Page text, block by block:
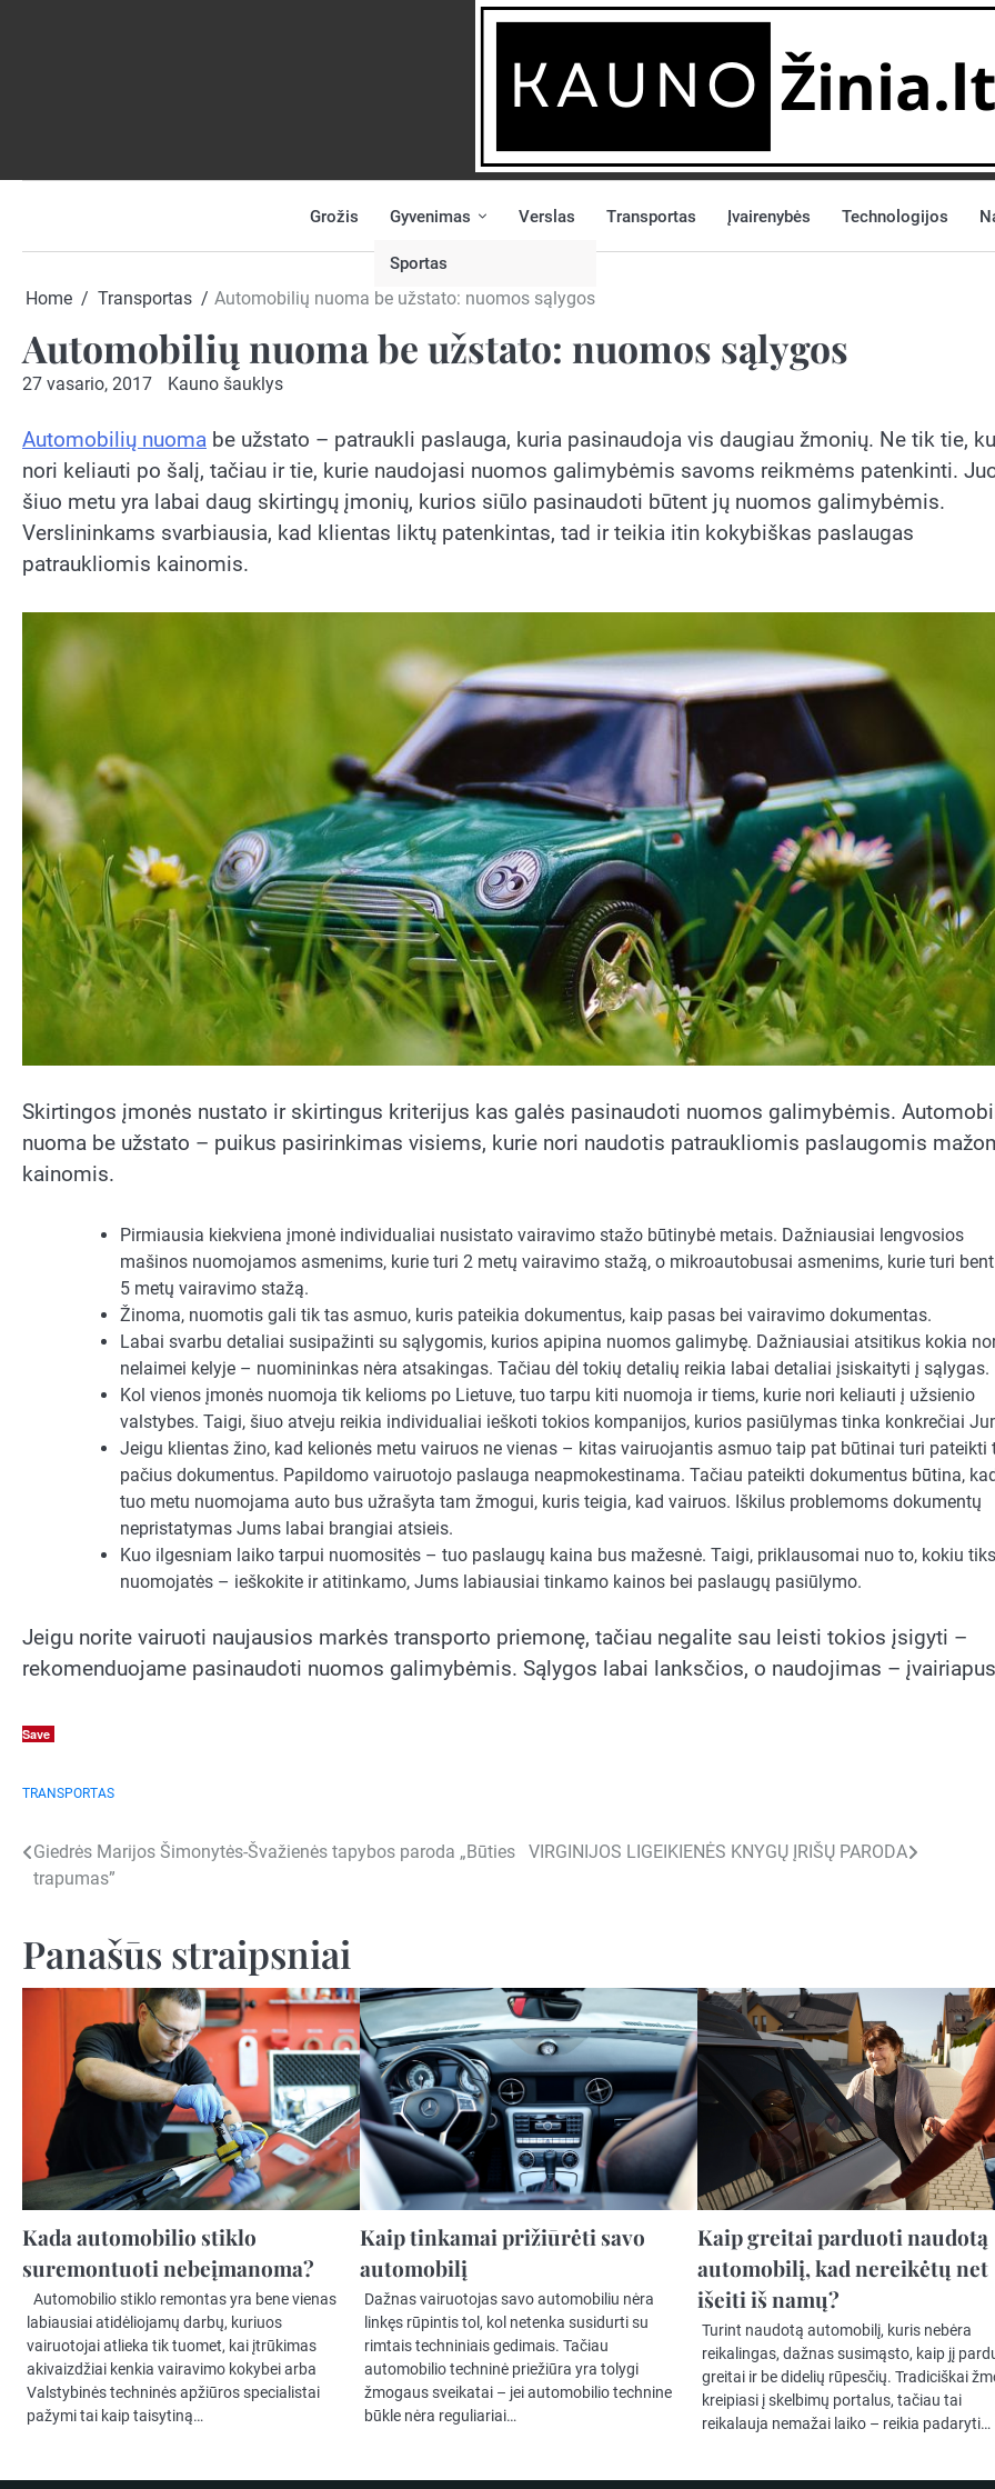
NAUJIENĄ
Grožis Gyvenimas
Sportas
Verslas Transportas Įvairenybės Technologijos
Home Transportas Automobilių nuoma be užstato: nuomos sąlygos
Automobilių nuoma be užstato: nuomos sąlygos
27 vasario, 2017 Kauno šauklys
Automobilių nuoma be užstato – patraukli paslauga, kuria pasinaudoja vis daugiau žmonių. Ne tik tie,
nori keliauti po šalį, tačiau ir tie, kurie naudojasi nuomos galimybėmis savoms reikmėms patenkinti.
šiuo metu yra labai daug skirtingų įmonių, kurios siūlo pasinaudoti būtent jų nuomos galimybėmis.
Verslininkams svarbiausia, kad klientas liktų patenkintas, tad ir teikia itin kokybiškas paslaugas
patraukliomis kainomis.
Skirtingos įmonės nustato ir skirtingus kriterijus kas galės pasinaudoti nuomos galimybėmis.
nuoma be užstato – puikus pasirinkimas visiems, kurie nori naudotis patraukliomis paslaugomis
kainomis.
Pirmiausia kiekviena įmonė individualiai nusistato vairavimo stažo būtinybė metais. Dažniausiai lengvosios
mašinos nuomojamos asmenims, kurie turi 2 metų vairavimo stažą, o mikroautobusai asmenims, kurie turi
5 metų vairavimo stažą.
Žinoma, nuomotis gali tik tas asmuo, kuris pateikia dokumentus, kaip pasas bei vairavimo dokumentas.
Labai svarbu detaliai susipažinti su sąlygomis, kurios apipina nuomos galimybę. Dažniausiai atsitikus kokia
nelaimei kelyje – nuomininkas nėra atsakingas. Tačiau dėl tokių detalių reikia labai detaliai įsiskaityti į sąlygas.
Kol vienos įmonės nuomoja tik kelioms po Lietuve, tuo tarpu kiti nuomoja ir tiems, kurie nori keliauti į užsienio
valstybes. Taigi, šiuo atveju reikia individualiai ieškoti tokios kompanijos, kurios pasiūlymas tinka konkrečiai
Jeigu klientas žino, kad kelionės metu vairuos ne vienas – kitas vairuojantis asmuo taip pat būtinai turi pateikti
pačius dokumentus. Papildomo vairuotojo paslauga neapmokestinama. Tačiau pateikti dokumentus būtina,
tuo metu nuomojama auto bus užrašyta tam žmogui, kuris teigia, kad vairuos. Iškilus problemoms dokumentų
nepristatymas Jums labai brangiai atsieis.
Kuo ilgesniam laiko tarpui nuomositės – tuo paslaugų kaina bus mažesnė. Taigi, priklausomai nuo to, kokiu
nuomojatės – ieškokite ir atitinkamo, Jums labiausiai tinkamo kainos bei paslaugų pasiūlymo.
Jeigu norite vairuoti naujausios markės transporto priemonę, tačiau negalite sau leisti tokios įsigyti –
rekomenduojame pasinaudoti nuomos galimybėmis. Sąlygos labai lanksčios, o naudojimas –
Save
TRANSPORTAS
Navigacija
tarp
įrašų
Giedrės Marijos Šimonytės-Švažienės tapybos paroda „Būties
trapumas”
VIRGINIJOS LIGEIKIENĖS KNYGŲ ĮRIŠŲ PARODA
Panašūs straipsniai
Kada automobilio stiklo
suremontuoti nebeįmanoma?
Automobilio stiklo remontas yra bene vienas
labiausiai atidėliojamų darbų, kuriuos
vairuotojai atlieka tik tuomet, kai įtrūkimas
akivaizdžiai kenkia vairavimo kokybei arba
Valstybinės techninės apžiūros specialistai
pažymi tai kaip taisytiną…
Kaip tinkamai prižiūrėti savo
automobilį
Dažnas vairuotojas savo automobiliu nėra
linkęs rūpintis tol, kol netenka susidurti su
rimtais techniniais gedimais. Tačiau
automobilio techninė priežiūra yra tolygi
žmogaus sveikatai – jei automobilio technine
būkle nėra reguliariai…
Kaip greitai parduoti naudotą
automobilį, kad nereikėtų net
išeiti iš namų?
Turint naudotą automobilį, kuris nebėra
reikalingas, dažnas susimąsto, kaip jį
greitai ir be didelių rūpesčių. Tradiciškai
kreipiasi į skelbimų portalus, tačiau tai
reikalauja nemažai laiko – reikia padaryti…